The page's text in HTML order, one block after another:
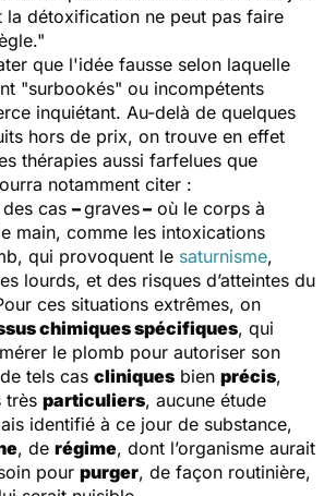
détoxification ne peut pas faire
que l'idée fausse selon laquelle
"surbookés" ou incompétents
inquiétant. Au-delà de quelques
hors de prix, on trouve en effet
thérapies aussi farfelues que
notamment citer :
cas –graves– où le corps à
main, comme les intoxications
qui provoquent le saturnisme,
lourds, et des risques d’atteintes du
ces situations extrêmes, on
chimiques spécifiques, qui
le plomb pour autoriser son
tels cas cliniques bien précis,
très particuliers, aucune étude
identifié à ce jour de substance,
, de régime, dont l’organisme aurait
pour purger, de façon routinière,